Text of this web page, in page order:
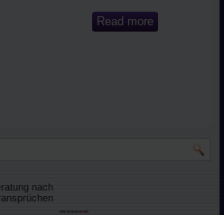
Read more
nach